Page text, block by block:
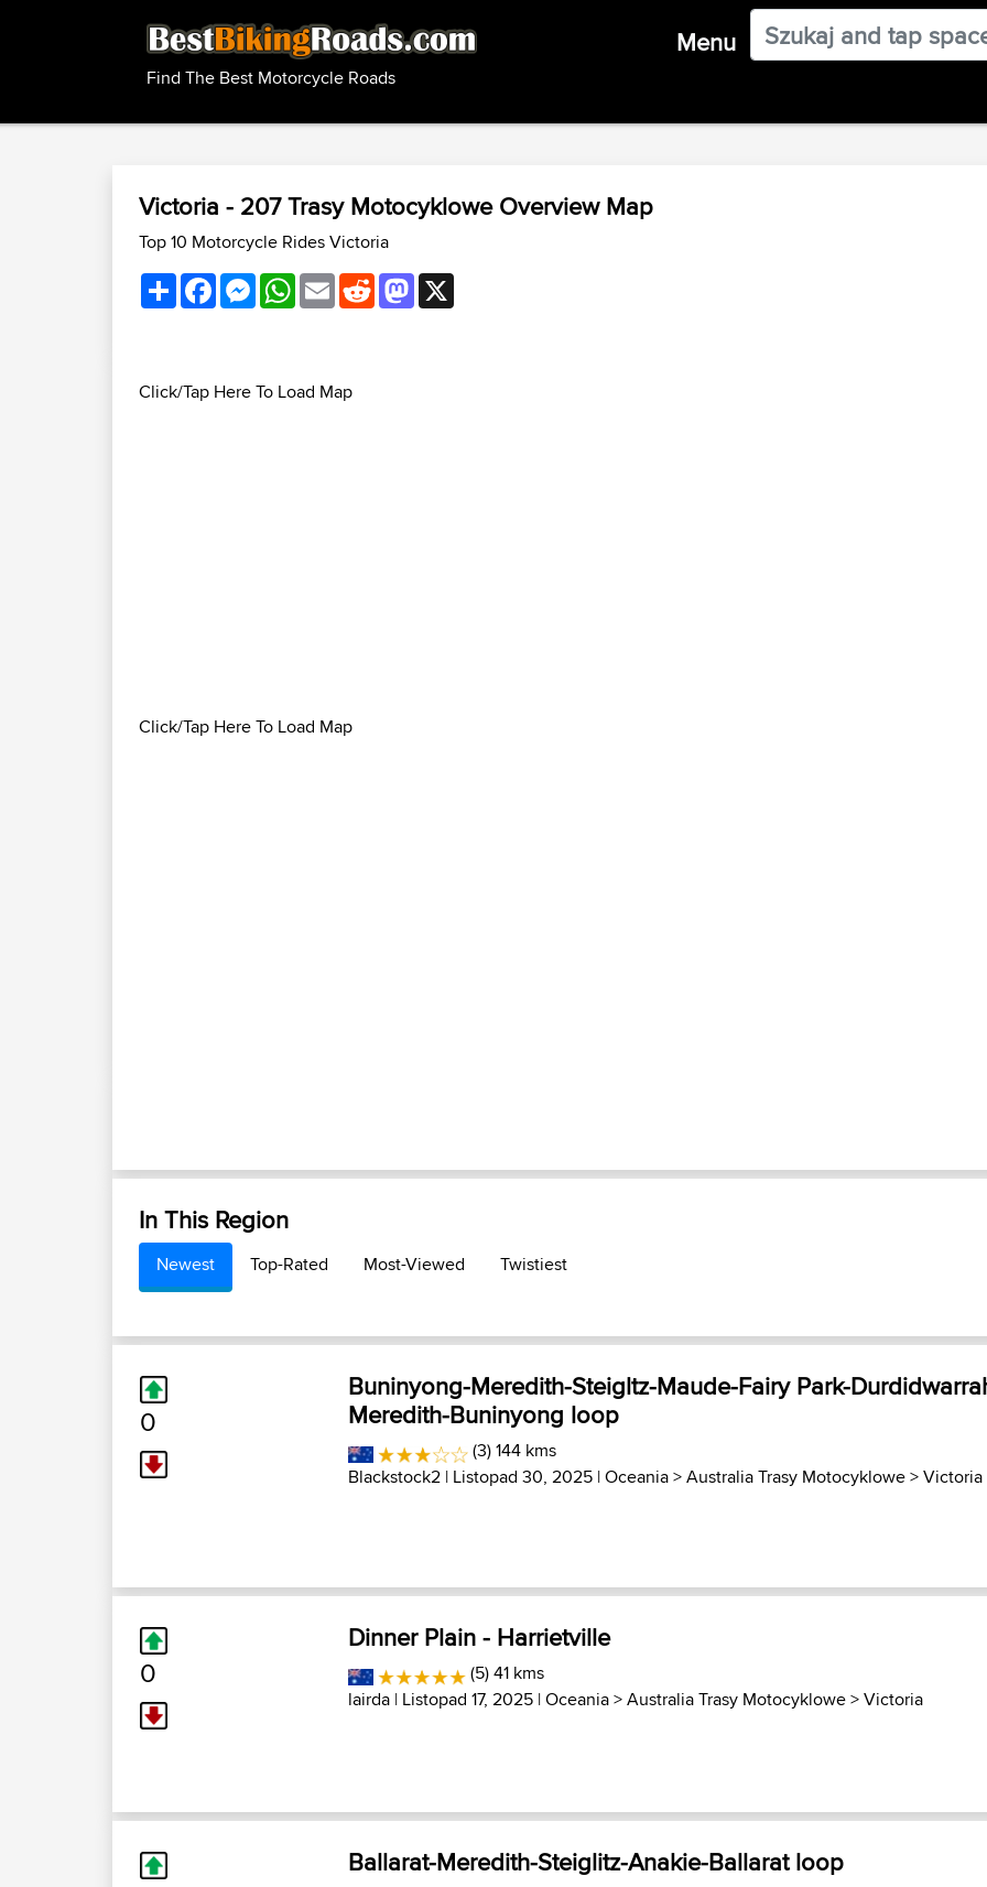
Find The Best Motorcycle Roads
Menu
Victoria - 207 Trasy Motocyklowe Overview Map
Top 10 Motorcycle Rides Victoria
ShareFacebookMessenger
WhatsApp
EmailRedditMastodon
Click/Tap Here To Load Map
Click/Tap Here To Load Map
In This Region
Newest Top-Rated Most-Viewed Twistiest
0
Buninyong-Meredith-Steigltz-Maude-Fairy Park-
Meredith-Buninyong loop
(3) 144 kms
Blackstock2 | Listopad 30, 2025 |Oceania>Australia Trasy Motocyklowe>Victoria
0
Dinner Plain - Harrietville
(5) 41 kms
lairda | Listopad 17, 2025 |Oceania>Australia Trasy Motocyklowe>Victoria
Ballarat-Meredith-Steiglitz-Anakie-Ballarat loop